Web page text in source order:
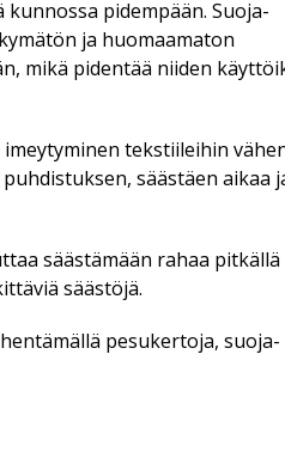
pidempään. Suoja-
ja huomaamaton
mikä pidentää niiden
tekstiileihin
säästäen aikaa
säästämään rahaa pitkällä
säästöjä.
pesukertoja, suoja-